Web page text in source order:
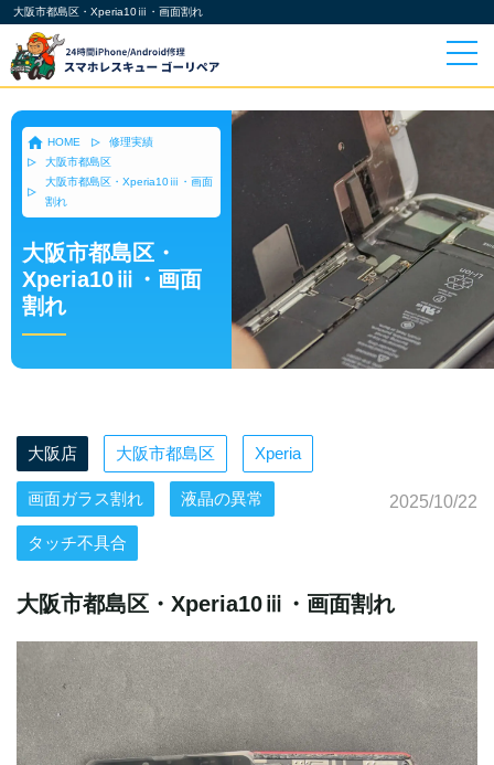
大阪市都島区・Xperia10ⅲ・画面割れ
HOME
修理実績
大阪市都島区
大阪市都島区・Xperia10ⅲ・画面
割れ
大阪市都島区・
Xperia10ⅲ・画面
割れ
大阪店 大阪市都島区 Xperia
画面ガラス割れ 液晶の異常
タッチ不具合
2025/10/22
大阪市都島区・Xperia10ⅲ・画面割れ